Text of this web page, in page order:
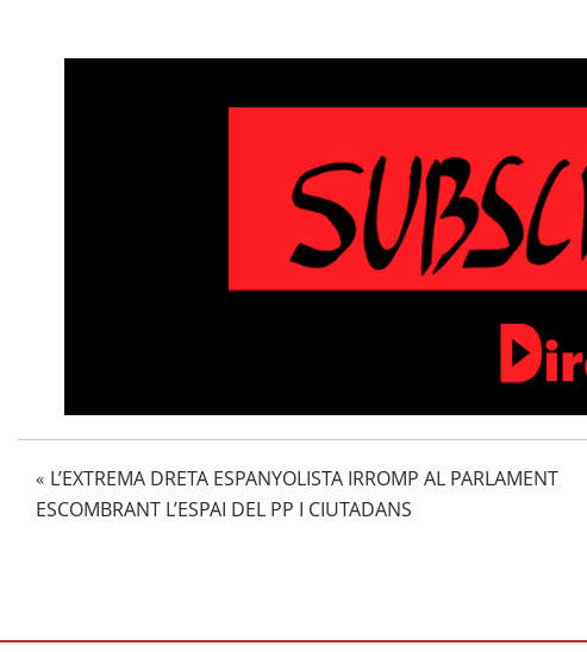
« L’EXTREMA DRETA ESPANYOLISTA IRROMP AL PARLAMENT
ESCOMBRANT L’ESPAI DEL PP I CIUTADANS